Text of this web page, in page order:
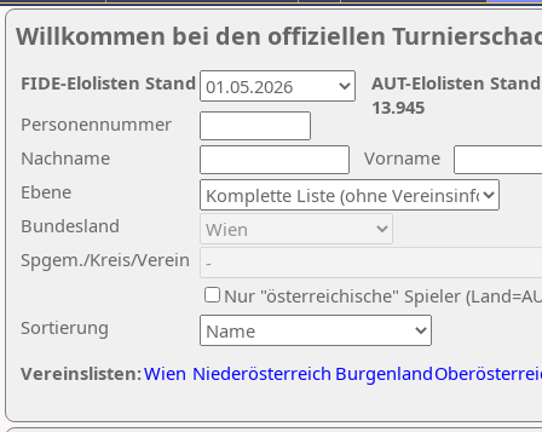
Willkommen bei den offiziellen
Nachname
Vorname
Ebene
Sortierung
Personennummer
Bundesland
Spgem./Kreis/Verein
Nur "österreichische" Spieler
Vereinslisten:Wien Niederösterreich Burgenland
AUT-Elolisten
13.945
FIDE-Elolisten Stand